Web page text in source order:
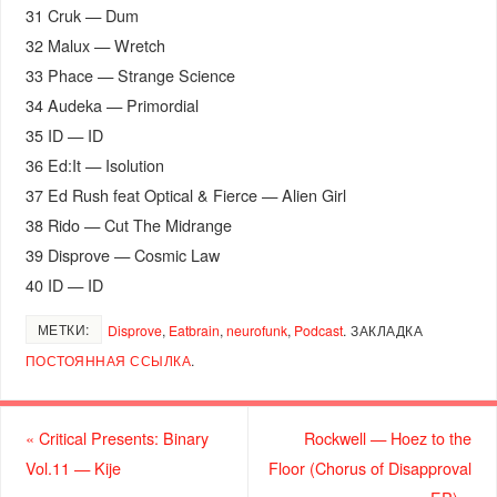
31 Cruk — Dum
32 Malux — Wretch
33 Phace — Strange Science
34 Audeka — Primordial
35 ID — ID
36 Ed:It — Isolution
37 Ed Rush feat Optical & Fierce — Alien Girl
38 Rido — Cut The Midrange
39 Disprove — Cosmic Law
40 ID — ID
МЕТКИ: Disprove, Eatbrain, neurofunk, Podcast. ЗАКЛАДКА
ПОСТОЯННАЯ ССЫЛКА.
« Critical Presents: Binary
Vol.11 — Kije
Rockwell — Hoez to the
Floor (Chorus of Disapproval